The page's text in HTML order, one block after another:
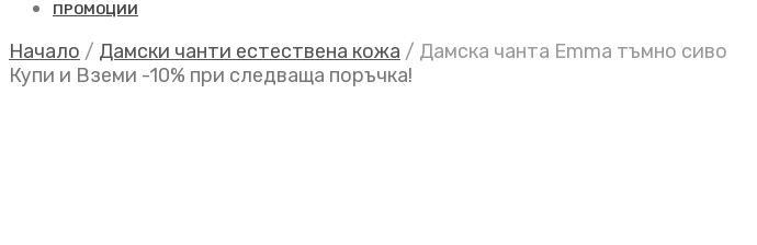
ПРОМОЦИИ
Начало / Дамски чанти естествена кожа / Дамска чанта Emma тъмно сиво
Купи и Вземи -10% при следваща поръчка!